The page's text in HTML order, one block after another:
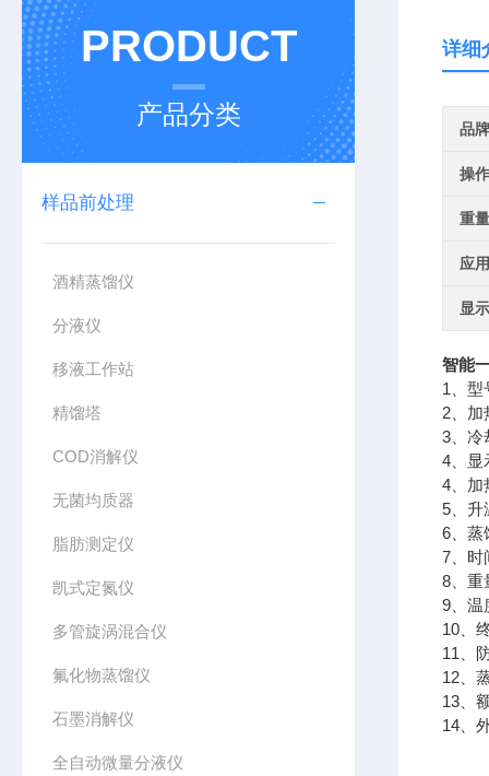
PRODUCT
产品分类
样品前处理
酒精蒸馏仪
分液仪
移液工作站
精馏塔
COD消解仪
无菌均质器
脂肪测定仪
凯式定氮仪
多管旋涡混合仪
氟化物蒸馏仪
石墨消解仪
全自动微量分液仪
详细
品牌
操
重量
应
显
智能
1、型
2、加
3、冷
4、显
4、加
5、升
6、蒸
7、时
8、重
9、温
10、
11、
12、
13、
14、